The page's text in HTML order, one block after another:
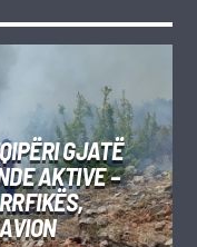
GJATË
AKTIVE –